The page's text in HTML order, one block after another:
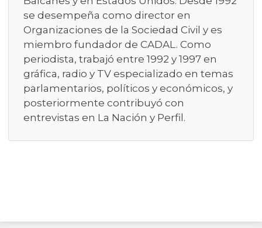
se desempeña como director en
Organizaciones de la Sociedad Civil y es
miembro fundador de CADAL. Como
periodista, trabajó entre 1992 y 1997 en
gráfica, radio y TV especializado en temas
parlamentarios, políticos y económicos, y
posteriormente contribuyó con
entrevistas en La Nación y Perfil.